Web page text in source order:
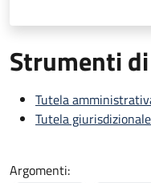
Strumenti
Tutela
Tutela giurisdizionale
Argomenti: